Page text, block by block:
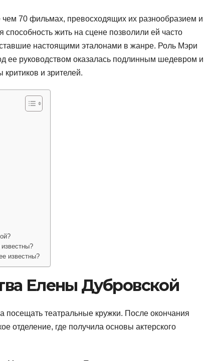
70 фильмах, превосходящих их разнообразием и
жить на сцене позволили ей часто
настоящими эталонами в жанре. Роль Мэри
ее руководством оказалась подлинным шедевром и
и зрителей.
известны?
Елены Дубровской
посещать театральные кружки. После окончания
отделение, где получила основы актерского